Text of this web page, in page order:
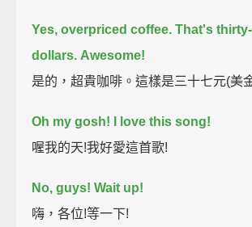
Yes, overpriced coffee. That's
dollars. Awesome!
是的，超貴咖啡。這樣是三十七元(美
Oh my gosh! I love this song!
喔我的天!我好愛這首歌!
No, guys! Wait up!
嗨，各位!等一下!